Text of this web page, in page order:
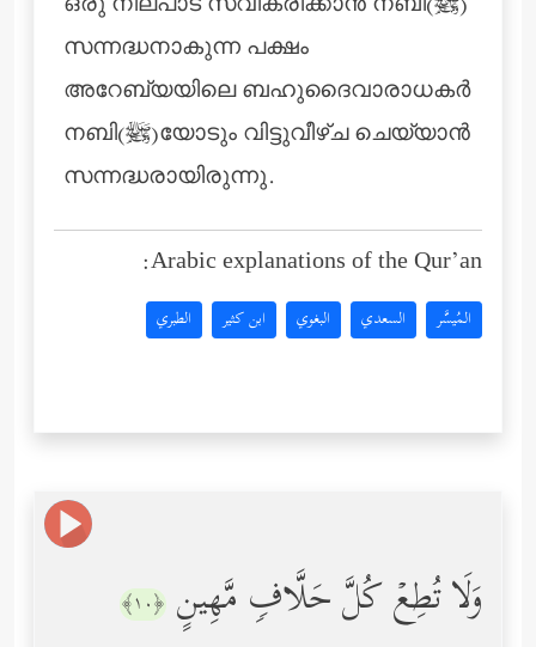
സന്നദ്ധനാകുന്ന പക്ഷം
അറേബ്യയിലെ ബഹുദൈവാരാധകര്‍
നബി(ﷺ)യോടും വിട്ടുവീഴ്ച ചെയ്യാന്‍
സന്നദ്ധരായിരുന്നു.
Arabic explanations of the Qur’an:
المُيسَّر السعدي البغوي ابن كثير الطبري
وَلَا تُطِعۡ كُلَّ حَلَّافࣲ مَّهِینٍ ﴿١٠﴾